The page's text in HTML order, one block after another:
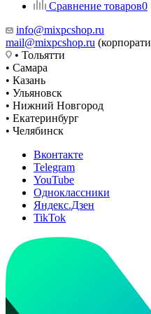
Сравнение товаров0
info@mixpcshop.ru
mail@mixpcshop.ru
• Тольятти
• Самара
• Казань
• Ульяновск
• Нижний Новгород
• Екатеринбург
• Челябинск
Вконтакте
Telegram
YouTube
Одноклассники
Яндекс.Дзен
TikTok